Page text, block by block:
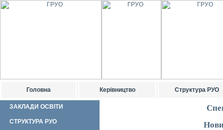
Головна Керівництво Структура РУО
ЗАКЛАДИ ОСВІТИ
СТРУКТУРА РУО